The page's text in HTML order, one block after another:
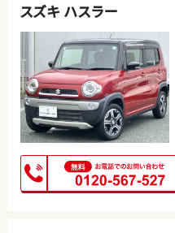
スズキ ハスラー